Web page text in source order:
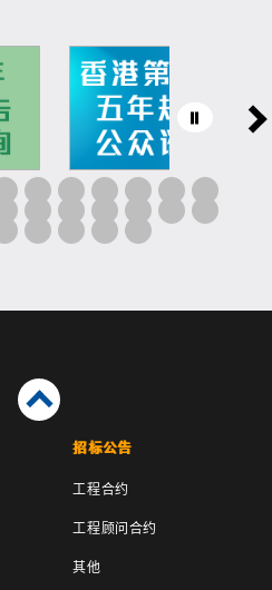
招标公告
工程合约
工程顾问合约
其他